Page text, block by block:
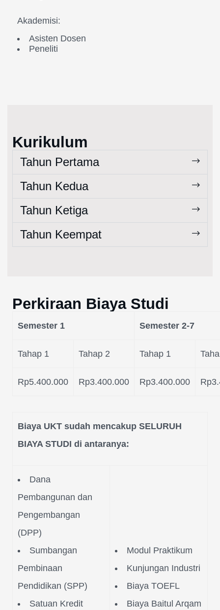
Akademisi:
Asisten Dosen
Peneliti
Kurikulum
Tahun Pertama
Tahun Kedua
Tahun Ketiga
Tahun Keempat
Perkiraan Biaya Studi
Semester 1 Semester 2-7
Tahap 1 Tahap 2 Tahap 1
Rp5.400.000 Rp3.400.000 Rp3.400.000
Biaya UKT sudah mencakup SELURUH
BIAYA STUDI di antaranya:
Dana
Pembangunan dan
Pengembangan
(DPP)
Sumbangan
Pembinaan
Pendidikan (SPP)
Satuan Kredit
Modul Praktikum
Kunjungan Industri
Biaya TOEFL
Biaya Baitul Arqam